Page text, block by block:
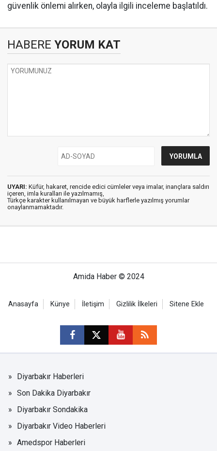
güvenlik önlemi alırken, olayla ilgili inceleme başlatıldı.
HABERE YORUM KAT
UYARI: Küfür, hakaret, rencide edici cümleler veya imalar, inançlara saldırı
içeren, imla kuralları ile yazılmamış,
Türkçe karakter kullanılmayan ve büyük harflerle yazılmış yorumlar
onaylanmamaktadır.
Amida Haber © 2024
Anasayfa Künye İletişim Gizlilik İlkeleri Sitene Ekle
Diyarbakır Haberleri
Son Dakika Diyarbakır
Diyarbakır Sondakika
Diyarbakır Video Haberleri
Amedspor Haberleri